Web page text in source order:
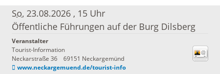
So, 23.08.2026 , 15 Uhr
Öffentliche Führungen auf der Burg Dilsberg
Veranstalter
Tourist-Information
Neckarstraße 36
69151 Neckargemünd
www.neckargemuend.de/tourist-info